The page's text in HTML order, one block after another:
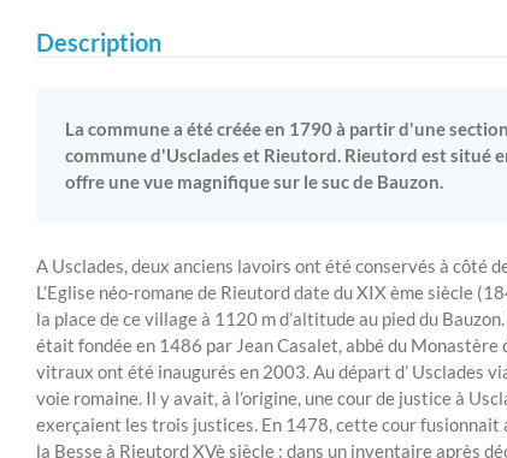
Description
La commune a été créée en 1790 à partir d'une
commune d'Usclades et Rieutord. Rieutord est situé
offre une vue magnifique sur le suc de Bauzon.
A Usclades, deux anciens lavoirs ont été conservés à côté
L’Eglise néo-romane de Rieutord date du XIX ème siècle
la place de ce village à 1120 m d’altitude au pied du
était fondée en 1486 par Jean Casalet, abbé du
vitraux ont été inaugurés en 2003. Au départ d’ Usclades
voie romaine. Il y avait, à l’origine, une cour de justice à
exerçaient les trois justices. En 1478, cette cour fusionnait
la Besse à Rieutord XVè siècle : dans un inventaire après